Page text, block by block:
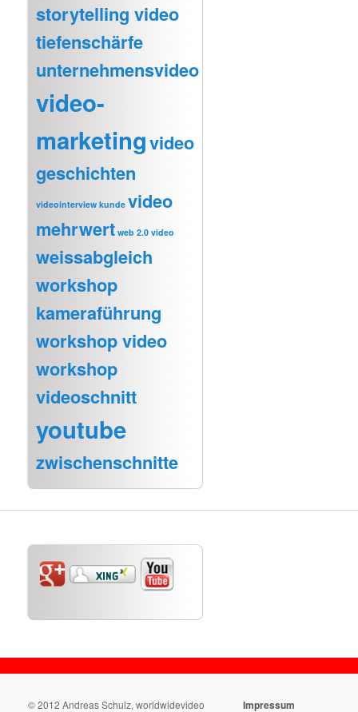
storytelling video
tiefenschärfe
unternehmensvideo
video-
marketingvideo
geschichten
videointerview kunde video
mehrwert web 2.0 video
weissabgleich
workshop
kameraführung
workshop video
workshop
videoschnitt
youtube
zwischenschnitte
© 2012 Andreas Schulz, worldwidevideo Impressum